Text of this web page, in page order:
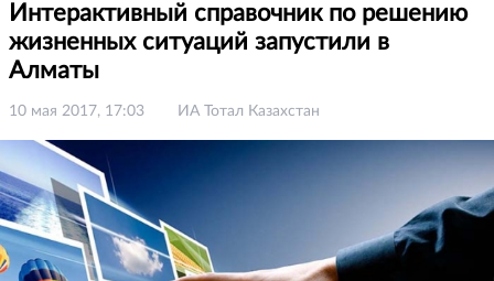
Интерактивный справочник по решению
жизненных ситуаций запустили в
Алматы
10 мая 2017, 17:03 ИА Тотал Казахстан